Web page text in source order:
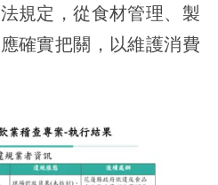
規定，從食材管理、製
確實把關，以維護消費